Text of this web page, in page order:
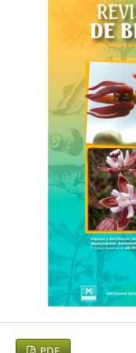
Del Ventura, F., Liria,
de áreas de
en Venezuela,
Boletín de
Díaz-Acevedo, C. J.,
Esquivel, D. R.
biogeográficas.
http://dx.doi.org/
Duellman, W. E.,
Phylogenetics,
treefrogs (Amphibia:
https://doi.org/
Endara, L., Williams,
endemismo de
perspectivas y